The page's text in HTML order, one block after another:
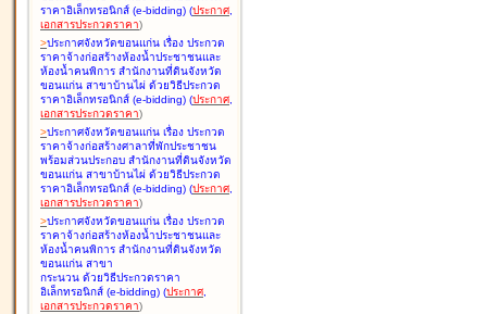
ราคาอิเล็กทรอนิกส์ (e-bidding) (ประกาศ,
เอกสารประกวดราคา)
>ประกาศจังหวัดขอนแก่น เรื่อง ประกวด
ราคาจ้างก่อสร้างห้องน้ำประชาชนและ
ห้องน้ำคนพิการ สำนักงานที่ดินจังหวัด
ขอนแก่น สาขาบ้านไผ่ ด้วยวิธีประกวด
ราคาอิเล็กทรอนิกส์ (e-bidding) (ประกาศ,
เอกสารประกวดราคา)
>ประกาศจังหวัดขอนแก่น เรื่อง ประกวด
ราคาจ้างก่อสร้างศาลาที่พักประชาชน
พร้อมส่วนประกอบ สำนักงานที่ดินจังหวัด
ขอนแก่น สาขาบ้านไผ่ ด้วยวิธีประกวด
ราคาอิเล็กทรอนิกส์ (e-bidding) (ประกาศ,
เอกสารประกวดราคา)
>ประกาศจังหวัดขอนแก่น เรื่อง ประกวด
ราคาจ้างก่อสร้างห้องน้ำประชาชนและ
ห้องน้ำคนพิการ สำนักงานที่ดินจังหวัด
ขอนแก่น สาขา
กระนวน ด้วยวิธีประกวดราคา
อิเล็กทรอนิกส์ (e-bidding) (ประกาศ,
เอกสารประกวดราคา)